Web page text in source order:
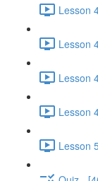
Lesson
Lesson
Lesson
Lesson
Lesson